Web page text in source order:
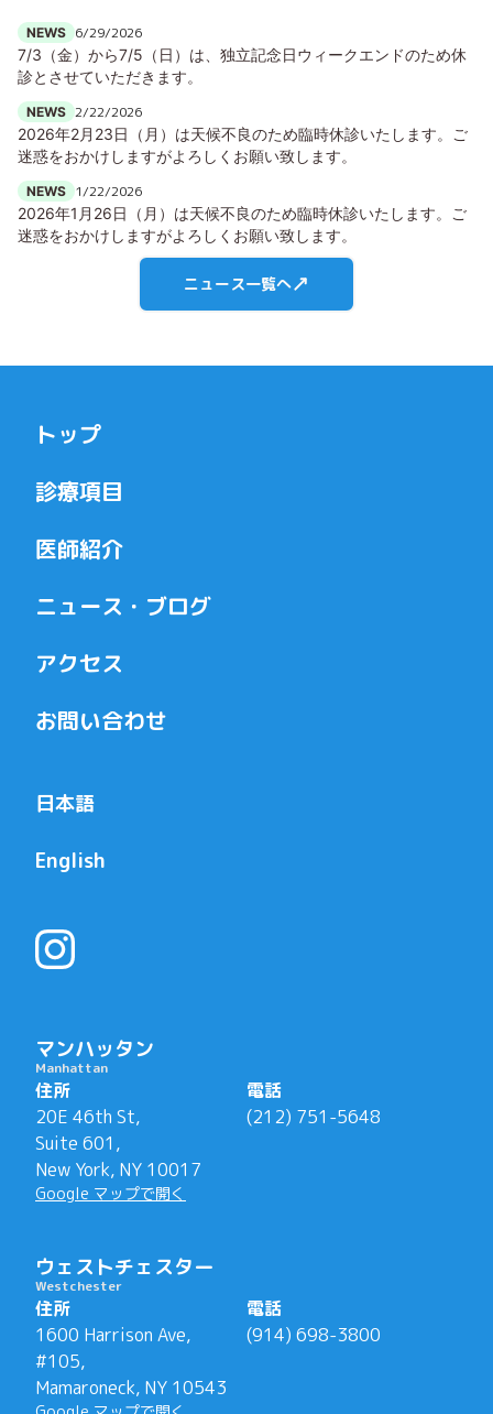
NEWS 6/29/2026
7/3（金）から7/5（日）は、独立記念日ウィークエンドのため休
診とさせていただきます。
NEWS 2/22/2026
2026年2月23日（月）は天候不良のため臨時休診いたします。ご
迷惑をおかけしますがよろしくお願い致します。
NEWS 1/22/2026
2026年1月26日（月）は天候不良のため臨時休診いたします。ご
迷惑をおかけしますがよろしくお願い致します。
ニュース一覧へ
トップ
診療項目
医師紹介
ニュース・ブログ
アクセス
お問い合わせ
日本語
English
マンハッタン
Manhattan
住所
20E 46th St,
Suite 601,
New York, NY 10017
Google マップで開く
電話
(212) 751-5648
ウェストチェスター
Westchester
住所
1600 Harrison Ave,
#105,
Mamaroneck, NY 10543
電話
(914) 698-3800